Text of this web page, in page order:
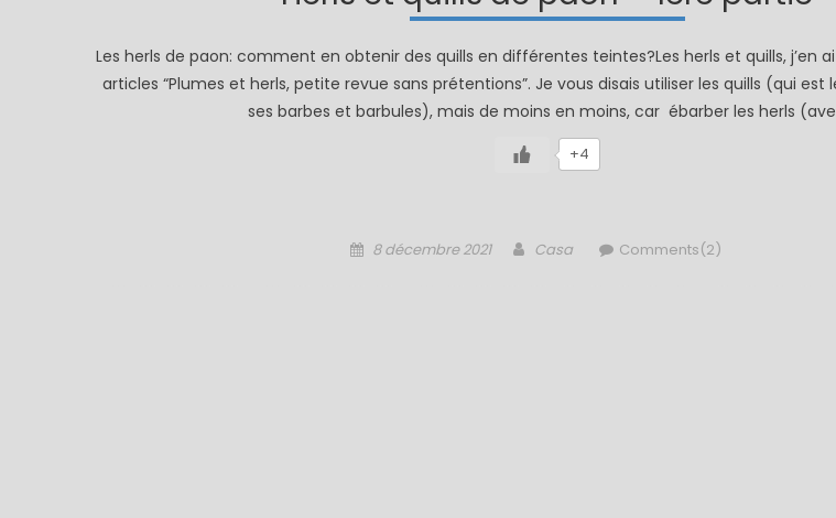
Les herls de paon: comment en obtenir des quills en différentes teintes?Les herls et quills, j’en
articles “Plumes et herls, petite revue sans prétentions”. Je vous disais utiliser les quills (qui est
ses barbes et barbules), mais de moins en moins, car ébarber les herls
+4
Posted
8 décembre 2021 Author
Casa Comments(2)